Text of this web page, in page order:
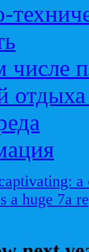
числе
a huge 7a